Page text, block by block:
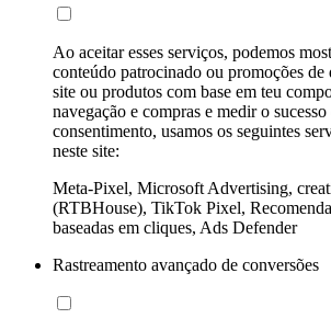
Ao aceitar esses serviços, podemos
conteúdo patrocinado ou promoções de
site ou produtos com base em teu
navegação e compras e medir o
consentimento, usamos os seguintes
neste site:
Meta-Pixel, Microsoft Advertising,
(RTBHouse), TikTok Pixel,
baseadas em cliques, Ads Defender
Rastreamento avançado de conversões